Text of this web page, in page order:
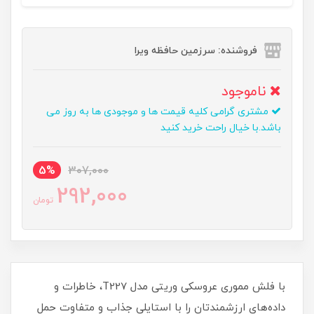
فروشنده: سرزمین حافظه ویرا
ناموجود
مشتری گرامی کلیه قیمت ها و موجودی ها به روز می
باشد.با خیال راحت خرید کنید
307,000
5%
292,000 تومان
با فلش مموری عروسکی وریتی مدل T227، خاطرات و
داده‌های ارزشمندتان را با استایلی جذاب و متفاوت حمل